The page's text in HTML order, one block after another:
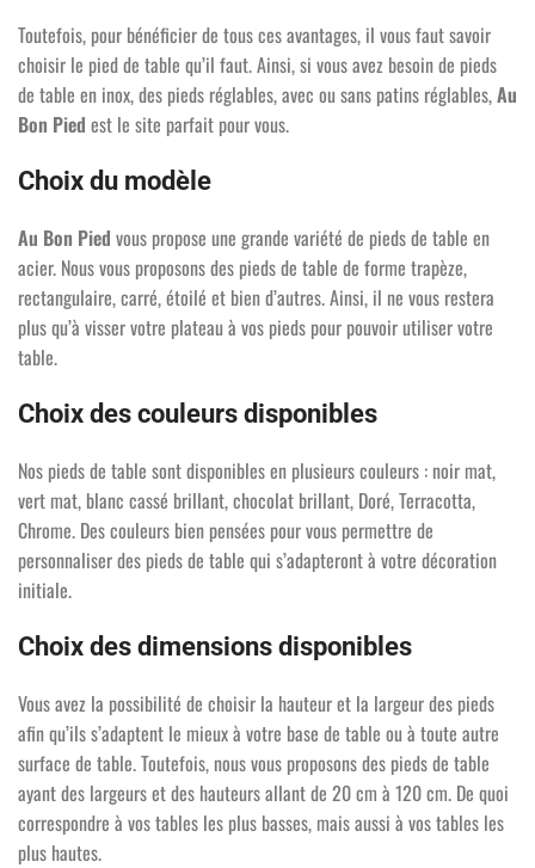
Toutefois, pour bénéficier de tous ces avantages, il vous faut savoir
choisir le pied de table qu’il faut. Ainsi, si vous avez besoin de pieds
de table en inox, des pieds réglables, avec ou sans patins réglables,Au
Bon Pied est le site parfait pour vous.
Choix du modèle
Au Bon Pied vous propose une grande variété de pieds de table en
acier. Nous vous proposons des pieds de table de forme trapèze,
rectangulaire, carré, étoilé et bien d’autres. Ainsi, il ne vous restera
plus qu’à visser votre plateau à vos pieds pour pouvoir utiliser votre
table.
Choix des couleurs disponibles
Nos pieds de table sont disponibles en plusieurs couleurs : noir mat,
vert mat, blanc cassé brillant, chocolat brillant, Doré, Terracotta,
Chrome. Des couleurs bien pensées pour vous permettre de
personnaliser des pieds de table qui s’adapteront à votre décoration
initiale.
Choix des dimensions disponibles
Vous avez la possibilité de choisir la hauteur et la largeur des pieds
afin qu’ils s’adaptent le mieux à votre base de table ou à toute autre
surface de table. Toutefois, nous vous proposons des pieds de table
ayant des largeurs et des hauteurs allant de 20 cm à 120 cm. De quoi
correspondre à vos tables les plus basses, mais aussi à vos tables les
plus hautes.